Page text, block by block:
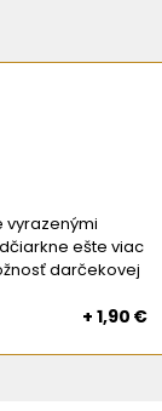
vyrazenými
ešte viac
darčekovej
+ 1,90 €